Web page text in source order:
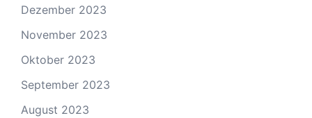
Dezember 2023
November 2023
Oktober 2023
September 2023
August 2023